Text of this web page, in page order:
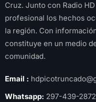
Cruz. Junto con Radio
profesional los hechos
la región. Con
constituye en un medio
comunidad.
Email :
Whatsapp: 297-439-2872